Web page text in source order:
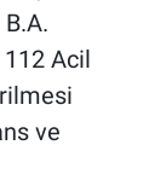
112 Acil
ve